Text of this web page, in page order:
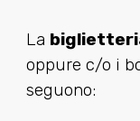
La
oppure c/o i
seguono: